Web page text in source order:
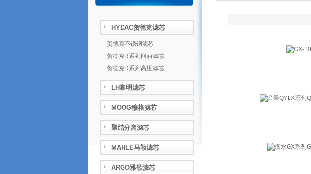
HYDAC贺德克滤芯
· 贺德克不锈钢滤芯
· 贺德克R系列回油滤芯
· 贺德克D系列高压滤芯
LH黎明滤芯
MOOG穆格滤芯
聚结分离滤芯
MAHLE马勒滤芯
ARGO雅歌滤芯